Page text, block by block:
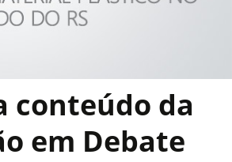
conteúdo da
em Debate